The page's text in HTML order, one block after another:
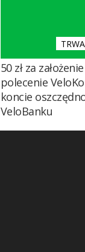
50 zł za
polecenie
koncie
VeloBanku